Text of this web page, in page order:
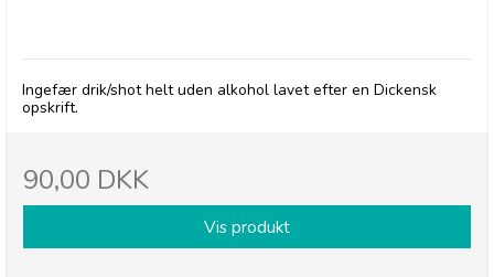
Ingefær drik/shot helt uden alkohol lavet efter en Dickensk
opskrift.
90,00 DKK
Vis produkt